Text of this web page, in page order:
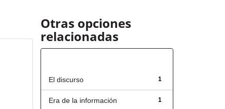
Otras opciones
relacionadas
1
El discurso
1
Era de la información